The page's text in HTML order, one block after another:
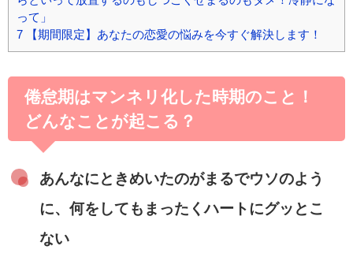
って」
7 【期間限定】あなたの恋愛の悩みを今すぐ解決します！
倦怠期はマンネリ化した時期のこと！
どんなことが起こる？
あんなにときめいたのがまるでウソのよう
に、何をしてもまったくハートにグッとこ
ない